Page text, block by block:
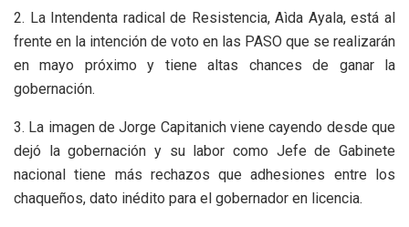
2. La Intendenta radical de Resistencia, Aìda Ayala, está al
frente en la intención de voto en las PASO que se realizarán
en mayo próximo y tiene altas chances de ganar la
gobernación.
3. La imagen de Jorge Capitanich viene cayendo desde que
dejó la gobernación y su labor como Jefe de Gabinete
nacional tiene más rechazos que adhesiones entre los
chaqueños, dato inédito para el gobernador en licencia.